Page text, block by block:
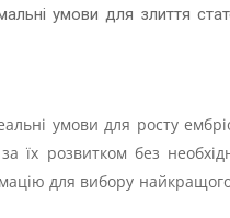
умови для злиття
умови для росту
їх розвитком без
для вибору